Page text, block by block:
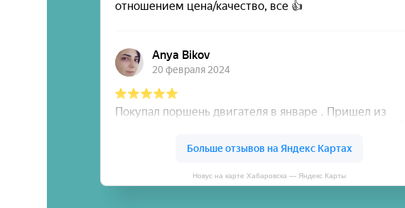
Новус на карте Хабаровска — Яндекс Карты